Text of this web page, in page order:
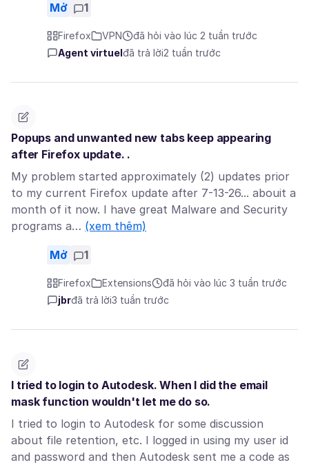
Mở 1
Firefox VPN
đã hỏi vào lúc 2 tuần trước
Agent virtuel đã trả lời2 tuần trước
Popups and unwanted new tabs keep appearing
after Firefox update. .
My problem started approximately (2) updates prior
to my current Firefox update after 7-13-26... abouit a
month of it now. I have great Malware and Security
programs a… (xem thêm)
Mở 1
Firefox Extensions
đã hỏi vào lúc 3 tuần trước
jbrđã trả lời3 tuần trước
I tried to login to Autodesk. When I did the email
mask function wouldn't let me do so.
I tried to login to Autodesk for some discussion
about file retention, etc. I logged in using my user id
and password and then Autodesk sent me a code as